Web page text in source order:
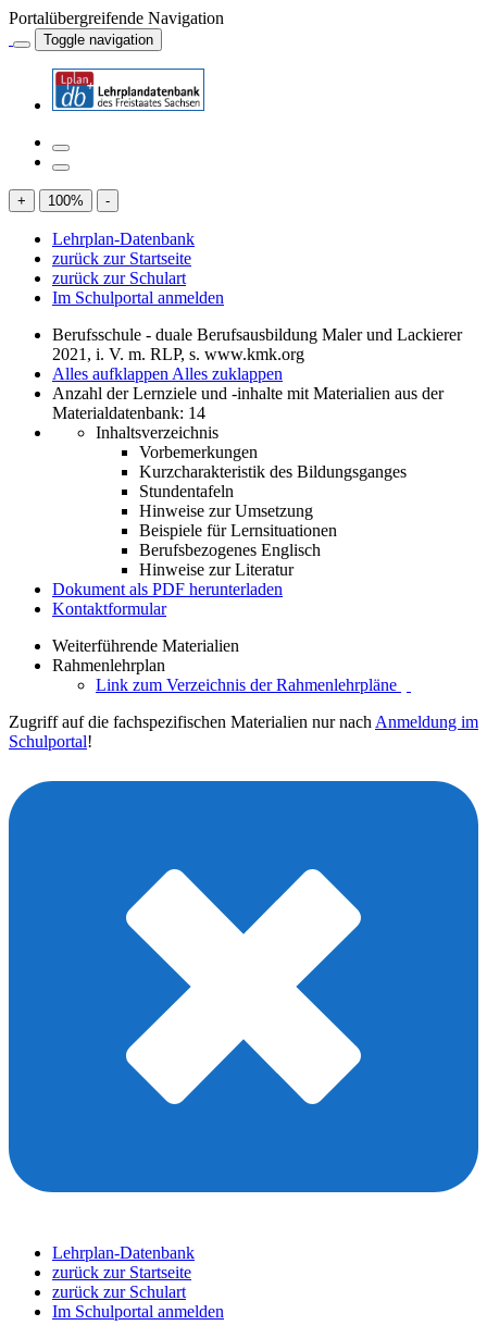
Portalübergreifende Navigation
Toggle navigation
+ 100% -
Lehrplan-Datenbank
zurück zur Startseite
zurück zur Schulart
Im Schulportal anmelden
Berufsschule - duale Berufsausbildung Maler und Lackierer
2021, i. V. m. RLP, s. www.kmk.org
Alles aufklappen Alles zuklappen
Anzahl der Lernziele und -inhalte mit Materialien aus der
Materialdatenbank: 14
Inhaltsverzeichnis
Vorbemerkungen
Kurzcharakteristik des Bildungsganges
Stundentafeln
Hinweise zur Umsetzung
Beispiele für Lernsituationen
Berufsbezogenes Englisch
Hinweise zur Literatur
Dokument als PDF herunterladen
Kontaktformular
Weiterführende Materialien
Rahmenlehrplan
Link zum Verzeichnis der Rahmenlehrpläne
Zugriff auf die fachspezifischen Materialien nur nach Anmeldung im
Schulportal!
Lehrplan-Datenbank
zurück zur Startseite
zurück zur Schulart
Im Schulportal anmelden